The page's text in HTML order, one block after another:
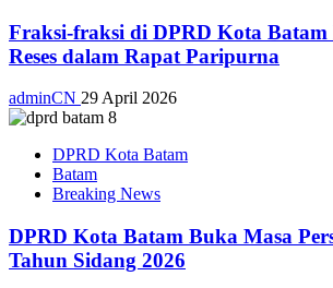
Fraksi-fraksi di DPRD Kota
Reses dalam Rapat Paripurna
adminCN 29 April 2026
DPRD Kota Batam
Batam
Breaking News
DPRD Kota Batam Buka Masa
Tahun Sidang 2026